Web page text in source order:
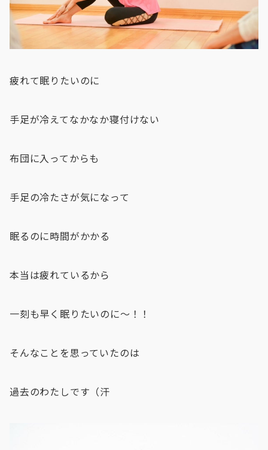
疲れて眠りたいのに
手足が冷えてなかなか寝付けない
布団に入ってからも
手足の冷たさが気になって
眠るのに時間がかかる
本当は疲れているから
一刻も早く眠りたいのに〜！！
そんなことを思っていたのは
過去のわたしです（汗